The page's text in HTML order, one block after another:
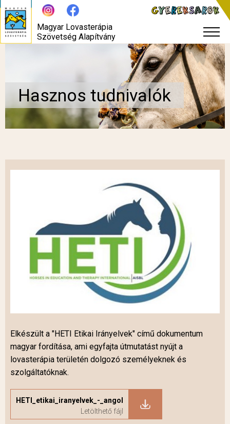
Magyar Lovasterápia
Szövetség Alapítvány
Hasznos tudnivalók
Elkészült a "HETI Etikai Irányelvek" című dokumentum
magyar fordítása, ami egyfajta útmutatást nyújt a
lovasterápia területén dolgozó személyeknek és
szolgáltatóknak.
HETI_etikai_iranyelvek_-_angol